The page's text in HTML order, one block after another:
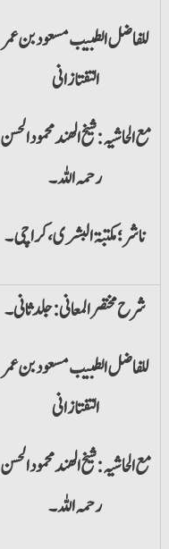
للفاضل الطبیب مسعود بن عمر
التفتازانی
مع الحاشیہ: شیخ الھند محمود الحسن
رحمہ اللہ۔
ناشر؛ مکتبۃ البشری،کراچی۔
شرح مختصر المعانی:جلد ثانی۔
للفاضل الطبیب مسعود بن عمر
التفتازانی
مع الحاشیہ: شیخ الھند محمود الحسن
رحمہ اللہ۔